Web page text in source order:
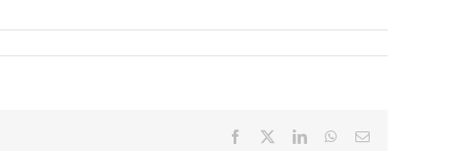
Facebook LinkedInWhatsApp
Email